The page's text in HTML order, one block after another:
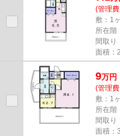
(管理
敷：1
所在階
間取り
面積：
9万円
(管理
敷：1
所在階
間取り
面積：